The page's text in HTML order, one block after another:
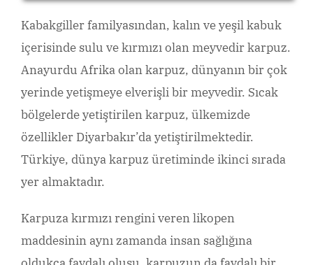
Kabakgiller familyasından, kalın ve yeşil kabuk
içerisinde sulu ve kırmızı olan meyvedir karpuz.
Anayurdu Afrika olan karpuz, dünyanın bir çok
yerinde yetişmeye elverişli bir meyvedir. Sıcak
bölgelerde yetiştirilen karpuz, ülkemizde
özellikler Diyarbakır’da yetiştirilmektedir.
Türkiye, dünya karpuz üretiminde ikinci sırada
yer almaktadır.
Karpuza kırmızı rengini veren likopen
maddesinin aynı zamanda insan sağlığına